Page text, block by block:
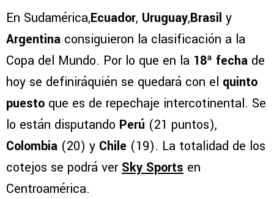
En Sudamérica,Ecuador, Uruguay,Brasil y
Argentina consiguieron la clasificación a la
Copa del Mundo. Por lo que en la 18ª fecha de
hoy se definiráquién se quedará con el quinto
puesto que es de repechaje intercotinental. Se
lo están disputando Perú (21 puntos),
Colombia (20) y Chile (19). La totalidad de los
cotejos se podrá ver Sky Sports en
Centroamérica.